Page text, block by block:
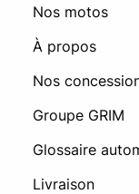
Nos motos
À propos
Nos
Groupe GRIM
Glossaire
Livraison